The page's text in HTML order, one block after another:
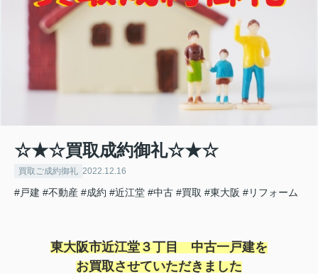
☆★☆買取成約御礼☆★☆
買取ご成約御礼 2022.12.16
#戸建 #不動産 #成約 #近江堂 #中古 #買取 #東大阪 #リフォーム
東大阪市近江堂３丁目 中古一戸建を
お買取させていただきました